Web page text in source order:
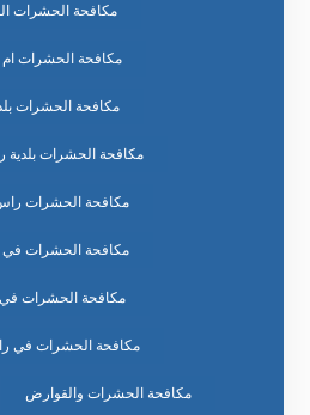
مكافحة الحشرات
مكافحة الحشرات ام
مكافحة الحشرات
مكافحة الحشرات بلدية
مكافحة الحشرات
مكافحة الحشرات في
مكافحة الحشرات في
مكافحة الحشرات في
مكافحة الحشرات والقوارض